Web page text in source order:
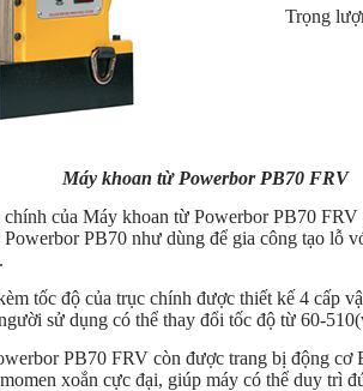
Trọng
Máy khoan từ Powerbor PB70 FRV
của Máy khoan từ Powerbor PB70
PB70 như dùng để gia công tạo lỗ
tốc độ của trục chính được thiết kế 4 cấp
sử dụng có thể thay đổi tốc độ từ 60-
PB70 FRV còn được trang bị động cơ
xoắn cực đại, giúp máy có thể duy trì